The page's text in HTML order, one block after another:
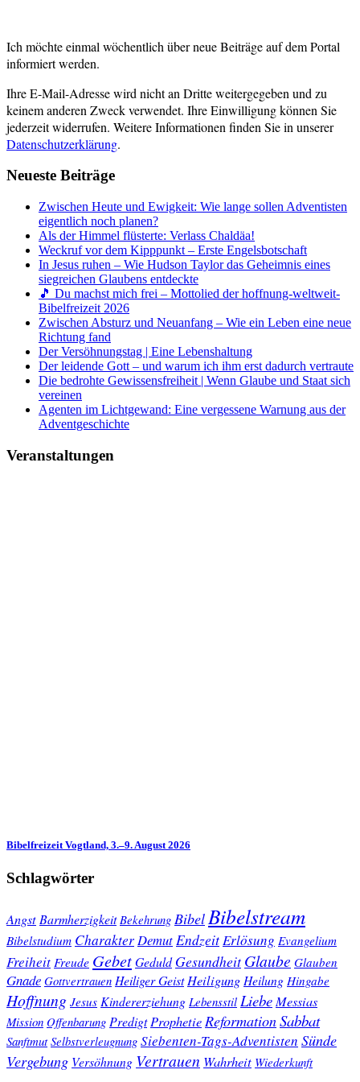
Ich möchte einmal wöchentlich über neue Beiträge auf dem Portal
informiert werden.
Ihre E-Mail-Adresse wird nicht an Dritte weitergegeben und zu
keinem anderen Zweck verwendet. Ihre Einwilligung können Sie
jederzeit widerrufen. Weitere Informationen finden Sie in unserer
Datenschutzerklärung.
Neueste Beiträge
Zwischen Heute und Ewigkeit: Wie lange sollen Adventisten
eigentlich noch planen?
Als der Himmel flüsterte: Verlass Chaldäa!
Weckruf vor dem Kipppunkt – Erste Engelsbotschaft
In Jesus ruhen – Wie Hudson Taylor das Geheimnis eines
siegreichen Glaubens entdeckte
🎵 Du machst mich frei – Mottolied der hoffnung-weltweit-
Bibelfreizeit 2026
Zwischen Absturz und Neuanfang – Wie ein Leben eine neue
Richtung fand
Der Versöhnungstag | Eine Lebenshaltung
Der leidende Gott – und warum ich ihm erst dadurch vertraute
Die bedrohte Gewissensfreiheit | Wenn Glaube und Staat sich
vereinen
Agenten im Lichtgewand: Eine vergessene Warnung aus der
Adventgeschichte
Veranstaltungen
Bibelfreizeit Vogtland, 3.–9. August 2026
Schlagwörter
Angst Barmherzigkeit Bekehrung Bibel Bibelstream
Bibelstudium Charakter Demut EndzeitErlösung Evangelium
Freiheit Freude GebetGeduld Gesundheit Glaube Glauben
Gnade Gottvertrauen Heiliger Geist Heiligung Heilung Hingabe
Hoffnung Jesus Kindererziehung Lebensstil Liebe Messias
Mission Offenbarung Predigt Prophetie ReformationSabbat
Sanftmut Selbstverleugnung Siebenten-Tags-Adventisten Sünde
Vergebung Versöhnung Vertrauen Wahrheit Wiederkunft